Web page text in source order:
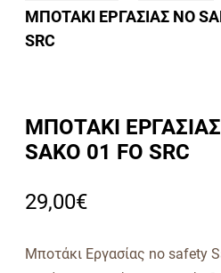
ΜΠΟΤΑΚΙ ΕΡΓΑΣΙΑΣ NO
SRC
ΜΠΟΤΑΚΙ ΕΡΓΑΣΙΑΣ
SAKO 01 FO SRC
29,00€
Μποτάκι Εργασίας no safety